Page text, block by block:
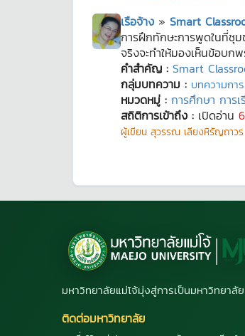
เรือจ้าง » Smart
การฝึกทักษะการพูดในที่ชุ
จริงจะทำให้มองเห็นข้อบก
คำสำคัญ : Smart
กลุ่มบทความ : บทความกา
หมวดหมู่ : การศึกษา การ
สถิติการเข้าถึง : เปิดอ่าน
ผู้เขียน สุวรรณ เลียงหิรัญถาวร
มหาวิทยาลัยแม่โจ้มุ่งสู่การเป็นมหาวิทยาลั
ติดต่อมหาวิทยาลัย